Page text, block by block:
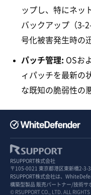
ップし、特にネッ
バックアップ（3-
号化被害発生時の
パッチ管理: OSお
ィパッチを最新の
な既知の脆弱性の
RSUPPORT株式会社
〒105-0021 東京都港区東新橋2-3-
RSUPPORT株式会社は、
構築型製品 販売パートナー/技術サ
© RSUPPORT CO., LTD. ALL RIGHTS